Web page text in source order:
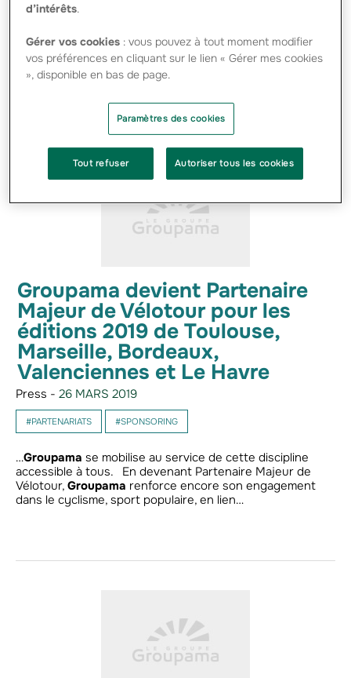
entreprises et associations sont récompensées en lien
avec les différents métiers deGroupama, avec un lauréat
choisi pour chacune des cinq…
Groupama devient Partenaire
Majeur de Vélotour pour les
éditions 2019 de Toulouse,
Marseille, Bordeaux,
Valenciennes et Le Havre
Press - 26 MARS 2019
#PARTENARIATS #SPONSORING
…Groupama se mobilise au service de cette discipline
accessible à tous. En devenant Partenaire Majeur de
Vélotour, Groupama renforce encore son engagement
dans le cyclisme, sport populaire, en lien…
d’intérêts.
Gérer vos cookies : vous pouvez à tout moment modifier
vos préférences en cliquant sur le lien « Gérer mes cookies
», disponible en bas de page.
Paramètres des cookies
Tout refuser Autoriser tous les cookies